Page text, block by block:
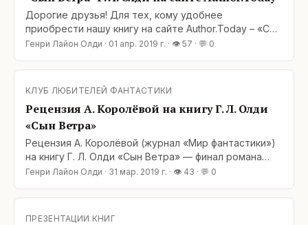
Дорогие друзья! Для тех, кому удобнее
приобрести нашу книгу на сайте Author.Today – «Сын
Ветра», 3-я книга романа Г. Л. Олди «Блудный сын»,
Добро пожаловать!&lt;br /
Генри Лайон Олди · 01 апр. 2019 г. · 👁 57 · 💬 0
КЛУБ ЛЮБИТЕЛЕЙ ФАНТАСТИКИ
Рецензия А. Королёвой на книгу Г. Л. Олди
«Сын Ветра»
Рецензия А. Королёвой (журнал «Мир фантастики»)
на книгу Г. Л. Олди «Сын Ветра» — финал романа
«Блудный сын»: https://www.mirf.ru/book/g-l-oldi-syn-
мин нет, но мало ли… Цитата: «Вторая часть романа
Генри Лайон Олди · 31 мар. 2019 г. · 👁 43 · 💬 0
ПРЕЗЕНТАЦИИ КНИГ